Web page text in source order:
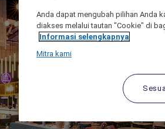
Anda dapat mengubah pilihan Anda
diakses melalui tautan "Cookie" di
Informasi selengkapnya
Mitra kami